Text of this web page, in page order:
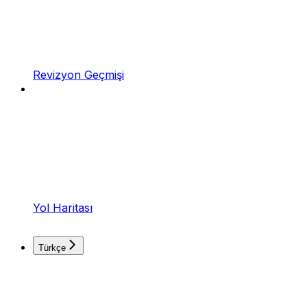
Revizyon Geçmişi
Yol Haritası
Türkçe